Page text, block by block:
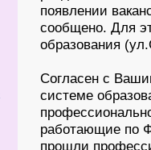
появлении
сообщено. Для
образования
Согласен с
системе
работающие по
прошли